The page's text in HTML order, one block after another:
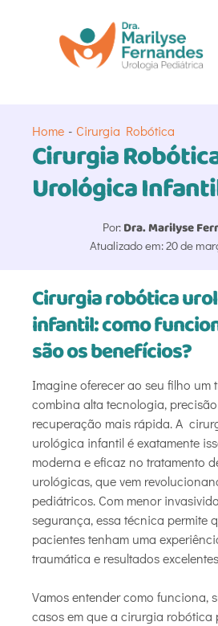
Home - Cirurgia Robótica
Cirurgia
Urológica
Por:Dra. Marilyse
Atualizado em: 20 de
Cirurgia robótica
infantil: como
são os benefícios?
Imagine oferecer ao seu filho um
combina alta tecnologia,
recuperação mais rápida. A
urológica infantil é exatamente
moderna e eficaz no tratamento
urológicas, que vem
pediátricos. Com menor
segurança, essa técnica permite
pacientes tenham uma
traumática e resultados
Vamos entender como funciona,
casos em que a cirurgia robótica